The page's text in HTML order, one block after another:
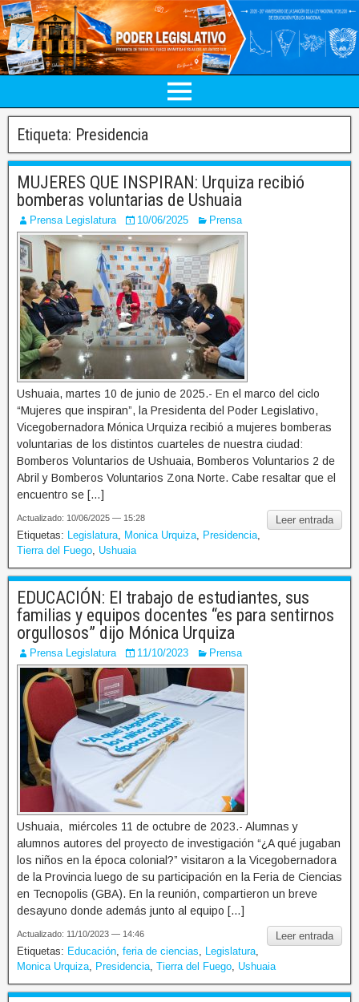
Etiqueta: Presidencia
MUJERES QUE INSPIRAN: Urquiza recibió
bomberas voluntarias de Ushuaia
Prensa Legislatura 10/06/2025 Prensa
Ushuaia, martes 10 de junio de 2025.- En el marco del ciclo
“Mujeres que inspiran”, la Presidenta del Poder Legislativo,
Vicegobernadora Mónica Urquiza recibió a mujeres bomberas
voluntarias de los distintos cuarteles de nuestra ciudad:
Bomberos Voluntarios de Ushuaia, Bomberos Voluntarios 2 de
Abril y Bomberos Voluntarios Zona Norte. Cabe resaltar que el
encuentro se […]
Leer entrada
Actualizado: 10/06/2025 — 15:28
Etiquetas: Legislatura Monica Urquiza Presidencia
Tierra del Fuego Ushuaia
EDUCACIÓN: El trabajo de estudiantes, sus
familias y equipos docentes “es para sentirnos
orgullosos” dijo Mónica Urquiza
Prensa Legislatura 11/10/2023 Prensa
Ushuaia, miércoles 11 de octubre de 2023.- Alumnas y
alumnos autores del proyecto de investigación “¿A qué jugaban
los niños en la época colonial?” visitaron a la Vicegobernadora
de la Provincia luego de su participación en la Feria de Ciencias
en Tecnopolis (GBA). En la reunión, compartieron un breve
desayuno donde además junto al equipo […]
Leer entrada
Actualizado: 11/10/2023 — 14:46
Etiquetas: Educación feria de ciencias Legislatura
Monica Urquiza
Presidencia Tierra del Fuego Ushuaia